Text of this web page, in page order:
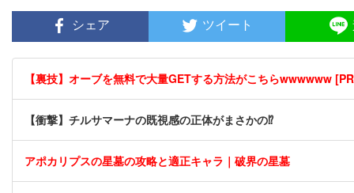
シェア ツイート
【裏技】オーブを無料で大量GETする方法がこちらwwwwww
【衝撃】チルサマーナの既視感の正体がまさかの⁉️
アポカリプスの星墓の攻略と適正キャラ｜破界の星墓